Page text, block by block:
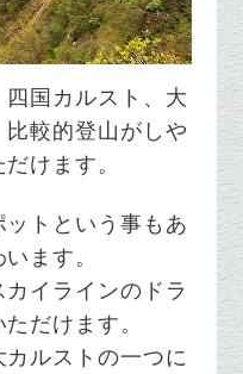
国カルスト、大
比較的登山がしや
けます。
トという事もあ
ます。
イラインのドラ
だけます。
カルストの一つに